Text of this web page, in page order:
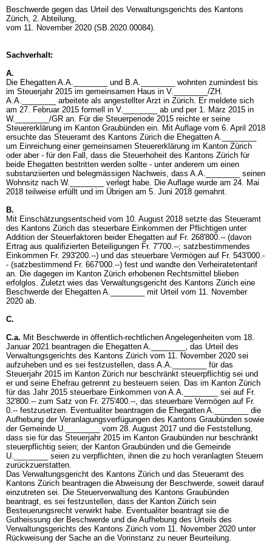
Beschwerde gegen das Urteil des Verwaltungsgerichts des Kantons
Zürich, 2. Abteilung,
vom 11. November 2020 (SB.2020.00084).
Sachverhalt:
A.
Die Ehegatten A.A.________ und B.A.________ wohnten zumindest bis
im Steuerjahr 2015 im gemeinsamen Haus in V.________/ZH.
A.A.________ arbeitete als angestellter Arzt in Zürich. Er meldete sich
am 27. Februar 2015 formell in V.________ ab und per 1. März 2015 in
W.________/GR an. Für die Steuerperiode 2015 reichte er seine
Steuererklärung im Kanton Graubünden ein. Mit Auflage vom 6. April 2018
ersuchte das Steueramt des Kantons Zürich die Ehegatten A.________
um Einreichung einer gemeinsamen Steuererklärung im Kanton Zürich
oder aber - für den Fall, dass die Steuerhoheit des Kantons Zürich für
beide Ehegatten bestritten werden sollte - unter anderem um einen
substanziierten und belegmässigen Nachweis, dass A.A.________ seinen
Wohnsitz nach W.________ verlegt habe. Die Auflage wurde am 24. Mai
2018 teilweise erfüllt und im Übrigen am 5. Juni 2018 gemahnt.
B.
Mit Einschätzungsentscheid vom 10. August 2018 setzte das Steueramt
des Kantons Zürich das steuerbare Einkommen der Pflichtigen unter
Addition der Steuerfaktoren beider Ehegatten auf Fr. 268'800.-- (davon
Ertrag aus qualifizierten Beteiligungen Fr. 7'700.--; satzbestimmendes
Einkommen Fr. 293'200.--) und das steuerbare Vermögen auf Fr. 543'000.-
- (satzbestimmend Fr. 667'000.--) fest und wandte den Verheiratetentarif
an. Die dagegen im Kanton Zürich erhobenen Rechtsmittel blieben
erfolglos. Zuletzt wies das Verwaltungsgericht des Kantons Zürich eine
Beschwerde der Ehegatten A.________ mit Urteil vom 11. November
2020 ab.
C.
C.a. Mit Beschwerde in öffentlich-rechtlichen Angelegenheiten vom 18.
Januar 2021 beantragen die Ehegatten A.________, das Urteil des
Verwaltungsgerichts des Kantons Zürich vom 11. November 2020 sei
aufzuheben und es sei festzustellen, dass A.A.________ für das
Steuerjahr 2015 im Kanton Zürich nur beschränkt steuerpflichtig sei und
er und seine Ehefrau getrennt zu besteuern seien. Das im Kanton Zürich
für das Jahr 2015 steuerbare Einkommen von A.A.________ sei auf Fr.
32'800.-- zum Satz von Fr. 275'400.--, das steuerbare Vermögen auf Fr.
0.-- festzusetzen. Eventualiter beantragen die Ehegatten A.________ die
Aufhebung der Veranlagungsverfügungen des Kantons Graubünden sowie
der Gemeinde U.________ vom 28. August 2017 und die Feststellung,
dass sie für das Steuerjahr 2015 im Kanton Graubünden nur beschränkt
steuerpflichtig seien; der Kanton Graubünden und die Gemeinde
U.________ seien zu verpflichten, ihnen die zu hoch veranlagten Steuern
zurückzuerstatten.
Das Verwaltungsgericht des Kantons Zürich und das Steueramt des
Kantons Zürich beantragen die Abweisung der Beschwerde, soweit darauf
einzutreten sei. Die Steuerverwaltung des Kantons Graubünden
beantragt, es sei festzustellen, dass der Kanton Zürich sein
Besteuerungsrecht verwirkt habe. Eventualiter beantragt sie die
Gutheissung der Beschwerde und die Aufhebung des Urteils des
Verwaltungsgerichts des Kantons Zürich vom 11. November 2020 unter
Rückweisung der Sache an die Vorinstanz zu neuer Beurteilung.